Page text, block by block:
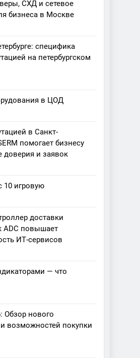
СХД и сетевое
бизнеса в Москве
специфика
на петербургском
в ЦОД
в Санкт-
помогает бизнесу
доверия и заявок
10 игровую
доставки
ADC повышает
ИТ-сервисов
— что
Обзор нового
возможностей покупки